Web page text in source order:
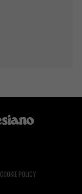
COOKIE POLICY